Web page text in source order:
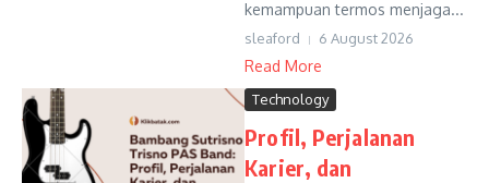
kemampuan termos menjaga...
sleaford 6 August 2026
Read More
Technology
Profil, Perjalanan
Karier, dan